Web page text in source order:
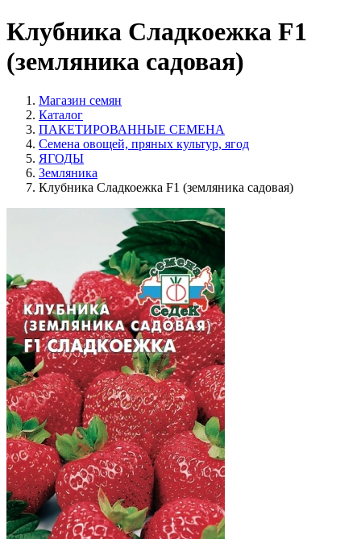
Клубника Сладкоежка F1
(земляника садовая)
Магазин семян
Каталог
ПАКЕТИРОВАННЫЕ СЕМЕНА
Семена овощей, пряных культур, ягод
ЯГОДЫ
Земляника
Клубника Сладкоежка F1 (земляника садовая)